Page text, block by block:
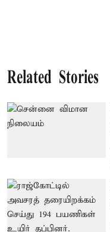
Related Stories